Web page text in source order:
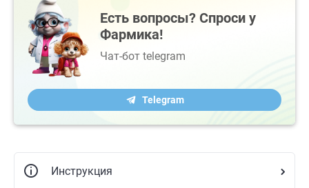
Есть вопросы? Спроси у
Фармика!
Чат-бот telegram
Telegram
Инструкция